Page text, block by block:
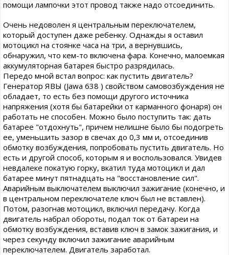
помощи лампочки этот провод также надо отсоединить.
Очень недоволен я центральным переключателем,
который доступен даже ребенку. Однажды я оставил
мотоцикл на стоянке часа на три, а вернувшись,
обнаружил, что кем-то включена фара. Конечно, малоемкая
аккумуляторная батарея быстро разрядилась.
Передо мной встал вопрос: как пустить двигатель?
Генератор ЯВЫ (Jawa 638 ) свойством самовозбуждения не
обладает, то есть без помощи другого источника
напряжения (хотя бы батарейки от карманного фонаря) он
работать не способен. Можно было поступить так: дать
батарее "отдохнуть", причем нелишне было бы подогреть
ее, уменьшить зазор в свечах до 0,3 мм и, отсоединив
обмотку возбуждения, попробовать пустить двигатель. Но
есть и другой способ, которым я и воспользовался. Увидев
невдалеке покатую горку, вкатил туда мотоцикл и дал
батарее минут пятнадцать на "восстановление сил".
Аварийным выключателем выключил зажигание (конечно, и
в центральном переключателе ключ был не вставлен).
Потом, разогнав мотоцикл, включил передачу. Когда
двигатель набрал обороты, подал ток от батареи на
обмотку возбуждения, вставив ключ в замок зажигания, и
через секунду включил зажигание аварийным
переключателем. Двигатель заработал.